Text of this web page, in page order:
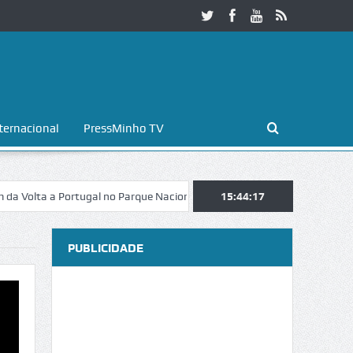
PressMinho TV
Portugal no Parque Nacional da Peneda-Gerês Esposende.
15:44:17
PUBLICIDADE